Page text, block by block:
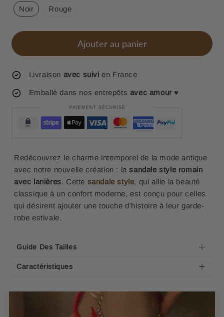
Noir Rouge
Ajouter au panier
Livraison avec suivi en France
Emballé dans nos entrepôts avec amour ♥
Redécouvrez le charme intemporel de la mode antique
avec notre nouvelle création : lasandale style romain
avec lanières. Cette sandale style, qui allie la beauté
classique à un confort moderne, est conçu pour celles
qui désirent ajouter une touche d'histoire à leur garde-
robe estivale.
Guide Des Tailles
Caractéristiques